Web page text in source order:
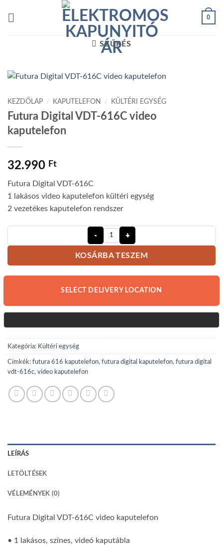
0
SZŰRÉS
KEZDŐLAP / KAPUTELEFON / KÜLTÉRI EGYSÉG
Futura Digital VDT-616C video
kaputelefon
32.990 Ft
Futura Digital VDT-616C
1 lakásos video kaputelefon kültéri egység
2 vezetékes kaputelefon rendszer
Futura Digital VDT-616C video
KOSÁRBA TESZEM
SELECT DELIVERY LOCATION
Kategória: Kültéri egység
Címkék: futura 616 kaputelefon, futura digital kaputelefon, futura digital
vdt-616c, video kaputelefon
LEÍRÁS
LETÖLTÉSEK
VÉLEMÉNYEK (0)
Futura Digital VDT-616C video kaputelefon
• 1 lakásos, színes, videó kaputábla